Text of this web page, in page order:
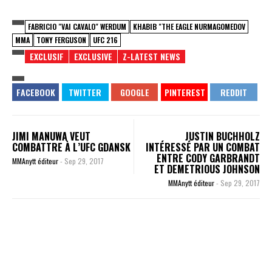
FABRICIO "VAI CAVALO" WERDUM
KHABIB "THE EAGLE NURMAGOMEDOV
MMA
TONY FERGUSON UFC 216
EXCLUSIF EXCLUSIVE Z-LATEST NEWS
JIMI MANUWA VEUT
COMBATTRE À L’UFC GDANSK
MMAnytt éditeur- Sep 29, 2017
JUSTIN BUCHHOLZ
INTÉRESSÉ PAR UN COMBAT
ENTRE CODY GARBRANDT
ET DEMETRIOUS JOHNSON
MMAnytt éditeur- Sep 29, 2017